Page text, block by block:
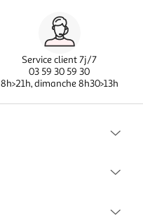
Service client 7j/7
03 59 30 59 30
8h>21h, dimanche 8h30>13h